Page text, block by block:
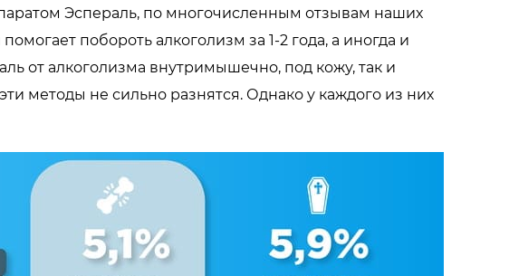
Эспераль, по многочисленным отзывам наших
побороть алкоголизм за 1-2 года, а иногда и
от алкоголизма внутримышечно, под кожу, так и
методы не сильно разнятся. Однако у каждого из них